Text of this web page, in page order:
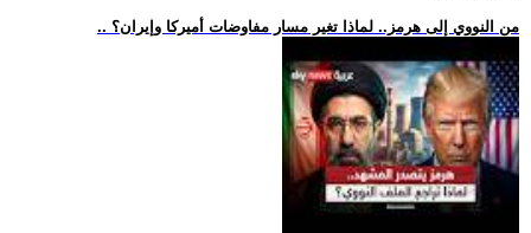
.. من النووي إلى هرمز.. لماذا تغير مسار مفاوضات أميركا وإيران؟